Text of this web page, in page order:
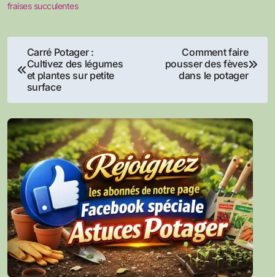
fraises succulentes
Navigation
de
l’article
Carré Potager :
Cultivez des légumes
et plantes sur petite
surface
Comment faire
pousser des fèves
dans le potager